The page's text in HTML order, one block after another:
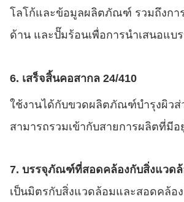
โลโก้และข้อมูลผลิตภัณฑ์ รวมถึงกา
ด้าน และปั๊มร้อนเพื่อการนำเสนอแบ
6. เสร็จสิ้นคอสากล 24/410
ใช้งานได้กับขวดผลิตภัณฑ์บำรุงผิวส่
สามารถรวมเข้ากับสายการผลิตที่มีอ
7. บรรจุภัณฑ์ที่สอดคล้องกับสิ่งแวด
เป็นมิตรกับสิ่งแวดล้อมและสอดคล้อ